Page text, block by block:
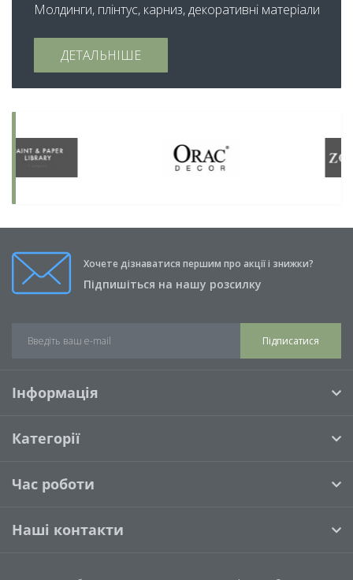
Молдинги, плінтус, карниз, декоративні матеріали
ДЕТАЛЬНІШЕ
Хочете дізнаватися першим про акції і знижки?
Підпишіться на нашу розсилку
Підписатися
Інформація
Категорії
Час роботи
Наші контакти